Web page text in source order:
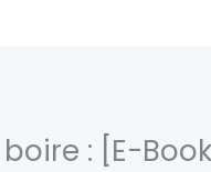
: [E-Book,